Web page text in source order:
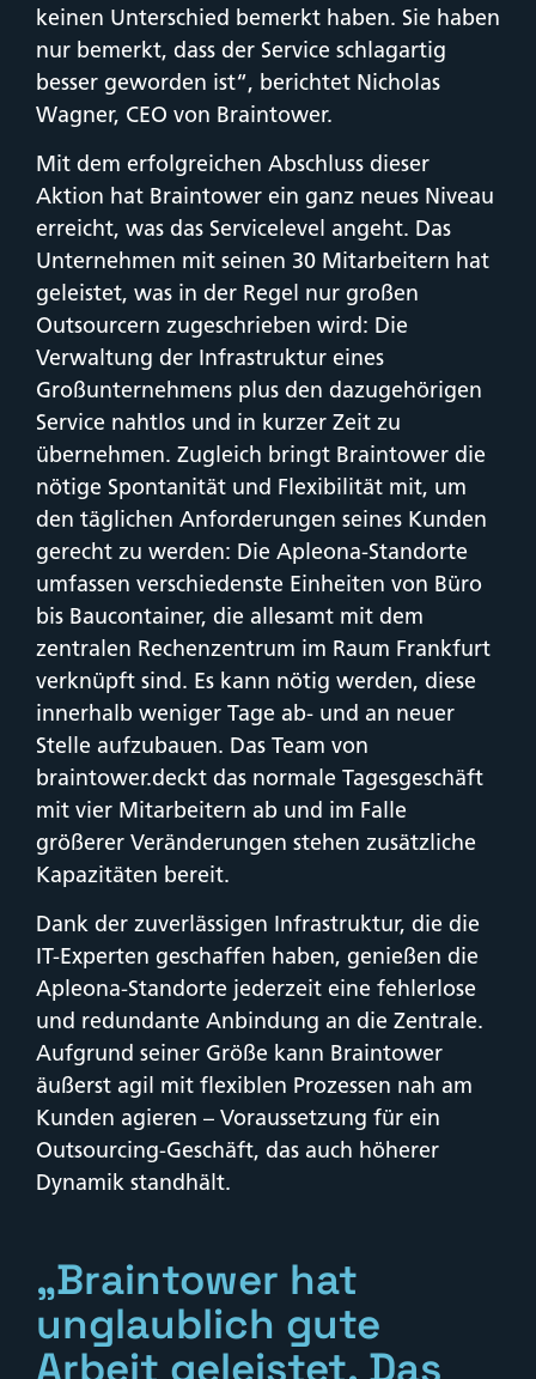
keinen Unterschied bemerkt haben. Sie haben
nur bemerkt, dass der Service schlagartig
besser geworden ist“, berichtet Nicholas
Wagner, CEO von Braintower.
Mit dem erfolgreichen Abschluss dieser
Aktion hat Braintower ein ganz neues Niveau
erreicht, was das Servicelevel angeht. Das
Unternehmen mit seinen 30 Mitarbeitern hat
geleistet, was in der Regel nur großen
Outsourcern zugeschrieben wird: Die
Verwaltung der Infrastruktur eines
Großunternehmens plus den dazugehörigen
Service nahtlos und in kurzer Zeit zu
übernehmen. Zugleich bringt Braintower die
nötige Spontanität und Flexibilität mit, um
den täglichen Anforderungen seines Kunden
gerecht zu werden: Die Apleona-Standorte
umfassen verschiedenste Einheiten von Büro
bis Baucontainer, die allesamt mit dem
zentralen Rechenzentrum im Raum Frankfurt
verknüpft sind. Es kann nötig werden, diese
innerhalb weniger Tage ab- und an neuer
Stelle aufzubauen. Das Team von
braintower.deckt das normale Tagesgeschäft
mit vier Mitarbeitern ab und im Falle
größerer Veränderungen stehen zusätzliche
Kapazitäten bereit.
Dank der zuverlässigen Infrastruktur, die die
IT-Experten geschaffen haben, genießen die
Apleona-Standorte jederzeit eine fehlerlose
und redundante Anbindung an die Zentrale.
Aufgrund seiner Größe kann Braintower
äußerst agil mit flexiblen Prozessen nah am
Kunden agieren – Voraussetzung für ein
Outsourcing-Geschäft, das auch höherer
Dynamik standhält.
„Braintower hat
unglaublich gute